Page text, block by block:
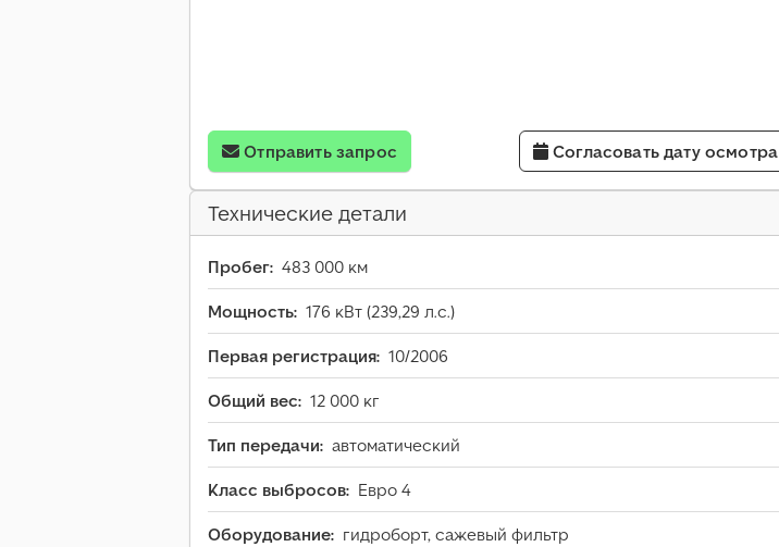
Отправить запрос Согласовать дату осмотра
Технические детали
Пробег: 483 000 км
Мощность: 176 кВт (239,29 л.с.)
Первая регистрация: 10/2006
Общий вес: 12 000 кг
Тип передачи: автоматический
Класс выбросов: Евро 4
Оборудование: гидроборт, сажевый фильтр